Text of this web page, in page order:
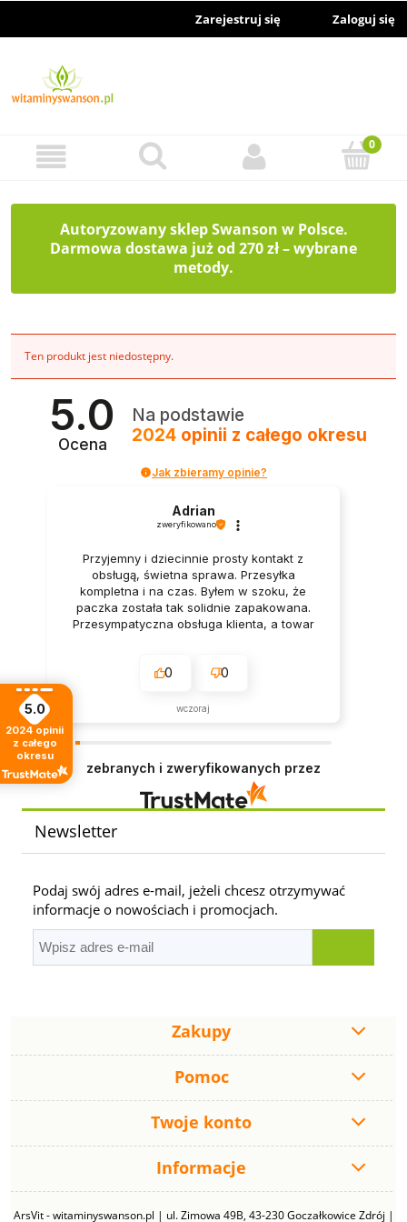
Zarejestruj się Zaloguj się
Autoryzowany sklep Swanson w Polsce.
Darmowa dostawa już od 270 zł – wybrane
metody.
Ten produkt jest niedostępny.
5.0
Ocena
Na podstawie
2024 opinii z całego okresu
Jak zbieramy opinie?
Adrian
zweryfikowano
Przyjemny i dziecinnie prosty kontakt z
obsługą, świetna sprawa. Przesyłka
kompletna i na czas. Byłem w szoku, że
paczka została tak solidnie zapakowana.
Przesympatyczna obsługa klienta, a towar
0 0
wczoraj
zebranych i zweryfikowanych przez
Newsletter
Podaj swój adres e-mail, jeżeli chcesz otrzymywać
informacje o nowościach i promocjach.
Zakupy
Pomoc
Twoje konto
Informacje
ArsVit - witaminyswanson.pl | ul. Zimowa 49B, 43-230 Goczałkowice Zdrój |
5.0
2024 opinii
z całego
okresu